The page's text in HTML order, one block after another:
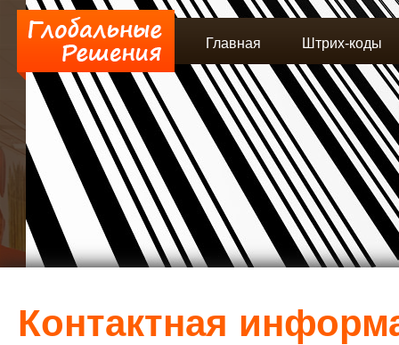
Главная Штрих-коды
Контактная